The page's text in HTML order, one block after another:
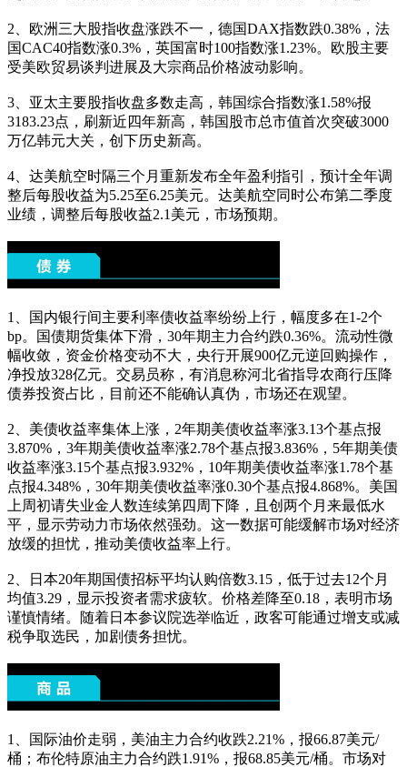
2、欧洲三大股指收盘涨跌不一，德国DAX指数跌0.38%，法
国CAC40指数涨0.3%，英国富时100指数涨1.23%。欧股主要
受美欧贸易谈判进展及大宗商品价格波动影响。
3、亚太主要股指收盘多数走高，韩国综合指数涨1.58%报
3183.23点，刷新近四年新高，韩国股市总市值首次突破3000
万亿韩元大关，创下历史新高。
4、达美航空时隔三个月重新发布全年盈利指引，预计全年调
整后每股收益为5.25至6.25美元。达美航空同时公布第二季度
业绩，调整后每股收益2.1美元，市场预期。
1、国内银行间主要利率债收益率纷纷上行，幅度多在1-2个
bp。国债期货集体下滑，30年期主力合约跌0.36%。流动性微
幅收敛，资金价格变动不大，央行开展900亿元逆回购操作，
净投放328亿元。交易员称，有消息称河北省指导农商行压降
债券投资占比，目前还不能确认真伪，市场还在观望。
2、美债收益率集体上涨，2年期美债收益率涨3.13个基点报
3.870%，3年期美债收益率涨2.78个基点报3.836%，5年期美债
收益率涨3.15个基点报3.932%，10年期美债收益率涨1.78个基
点报4.348%，30年期美债收益率涨0.30个基点报4.868%。美国
上周初请失业金人数连续第四周下降，且创两个月来最低水
平，显示劳动力市场依然强劲。这一数据可能缓解市场对经济
放缓的担忧，推动美债收益率上行。
2、日本20年期国债招标平均认购倍数3.15，低于过去12个月
均值3.29，显示投资者需求疲软。价格差降至0.18，表明市场
谨慎情绪。随着日本参议院选举临近，政客可能通过增支或减
税争取选民，加剧债务担忧。
1、国际油价走弱，美油主力合约收跌2.21%，报66.87美元/
桶；布伦特原油主力合约跌1.91%，报68.85美元/桶。市场对